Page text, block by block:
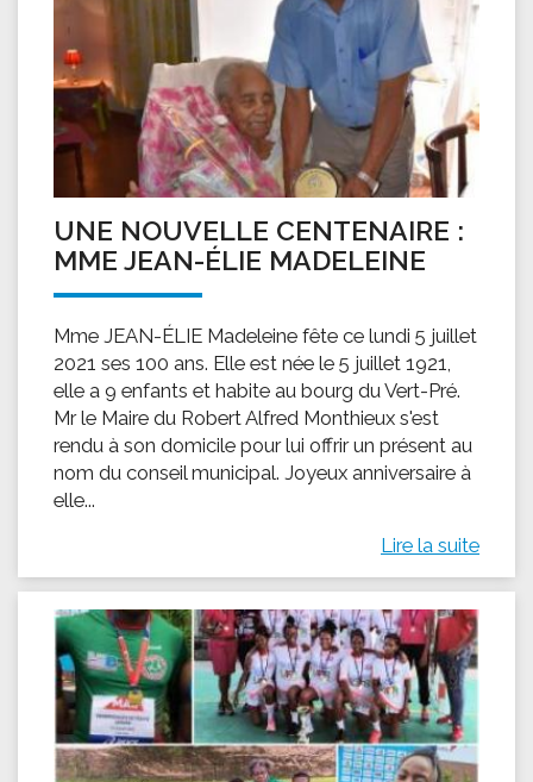
UNE NOUVELLE CENTENAIRE :
MME JEAN-ÉLIE MADELEINE
Mme JEAN-ÉLIE Madeleine fête ce lundi 5 juillet
2021 ses 100 ans. Elle est née le 5 juillet 1921,
elle a 9 enfants et habite au bourg du Vert-Pré.
Mr le Maire du Robert Alfred Monthieux s'est
rendu à son domicile pour lui offrir un présent au
nom du conseil municipal. Joyeux anniversaire à
elle...
Lire la suite